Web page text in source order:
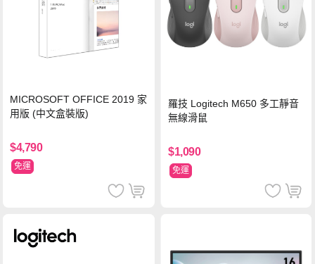
MICROSOFT OFFICE 2019 家
用版 (中文盒裝版)
$4,790
免運
羅技 Logitech M650 多工靜音
無線滑鼠
$1,090
免運